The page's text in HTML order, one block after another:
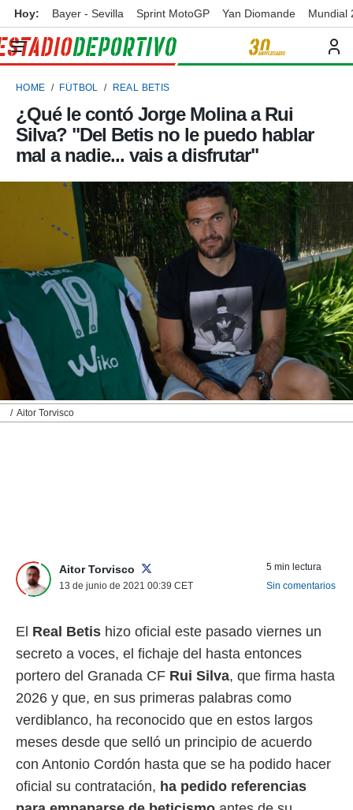
de
por
para
la
que se
calidad.
a este
basada
permite
seguir
contenido
nos
así como
y
más
y
ACEPTAR
CONTINUAR
Hoy: Bayer - Sevilla Sprint MotoGP Yan Diomande Mundial
HOME FÚTBOL REAL BETIS
¿Qué le contó Jorge Molina a Rui
Silva? "Del Betis no le puedo hablar
mal a nadie... vais a disfrutar"
Aitor Torvisco
Aitor Torvisco
13 de junio de 2021 00:39 CET
5 min lectura
Sin comentarios
El Real Betis hizo oficial este pasado viernes un
secreto a voces, el fichaje del hasta entonces
portero del Granada CF Rui Silva, que firma hasta
2026 y que, en sus primeras palabras como
verdiblanco, ha reconocido que en estos largos
meses desde que selló un principio de acuerdo
con Antonio Cordón hasta que se ha podido hacer
oficial su contratación, ha pedido referencias